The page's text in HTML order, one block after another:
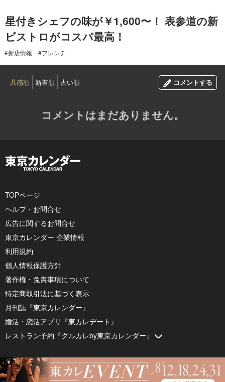
星付きシェフの味が￥1,600〜！ 表参道の新
ビストロがコスパ最高！
#新店情報 #フレンチ
共感順 新着順 古い順 コメントする
コメントはまだありません。
TOPページ
ヘルプ・お問合せ
広告に関するお問合せ
東京カレンダー 企業情報
利用規約
個人情報保護方針
著作権・免責事項について
特定商取引法に基づく表示
月刊誌『東京カレンダー』
婚活・恋活アプリ『東カレデート』
レストラン予約『グルカレby東京カレンダー』